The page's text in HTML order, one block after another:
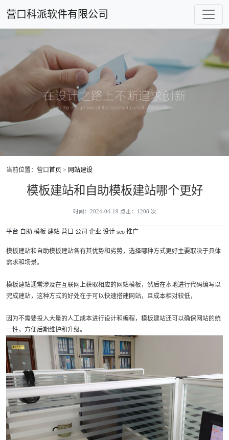
营口科派软件有限公司
当前位置：营口首页 > 网站建设
模板建站和自助模板建站哪个更好
时间：2024-04-19 点击：1208 次
平台 自助 模板 建站 营口 公司 企业 设计 seo 推广
模板建站和自助模板建站各有其优势和劣势，选择哪种方式更好主要取决于具体
需求和场景。
模板建站通常涉及在互联网上获取相应的网站模板，然后在本地进行代码编写以
完成建站，这种方式的好处在于可以快速搭建网站，且成本相对较低，
因为不需要投入大量的人工成本进行设计和编程，模板建站还可以确保网站的统
一性，方便后期维护和升级。